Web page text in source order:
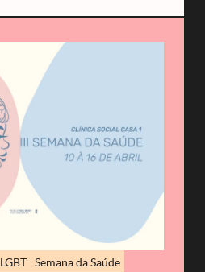
LGBT Semana da Saúde